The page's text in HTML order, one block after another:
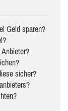
Geld sparen?
sicher?